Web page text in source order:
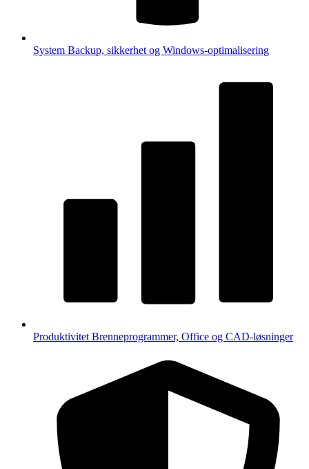
System Backup, sikkerhet og Windows-optimalisering
Produktivitet Brenneprogrammer, Office og CAD-løsninger